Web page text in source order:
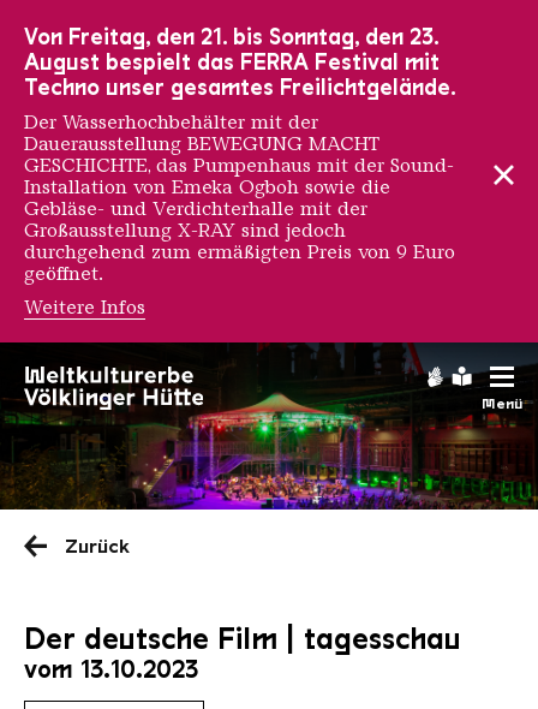
Menü
Saarländischen
Zurück
Der deutsche Film | tagesschau
vom 13.10.2023
Von Freitag, den 21. bis Sonntag, den 23.
August bespielt das FERRA Festival mit
Techno unser gesamtes Freilichtgelände.
Der Wasserhochbehälter mit der
Dauerausstellung BEWEGUNG MACHT
GESCHICHTE, das Pumpenhaus mit der Sound-
Installation von Emeka Ogboh sowie die
Gebläse- und Verdichterhalle mit der
Großausstellung X-RAY sind jedoch
durchgehend zum ermäßigten Preis von 9 Euro
geöffnet.
Weitere Infos